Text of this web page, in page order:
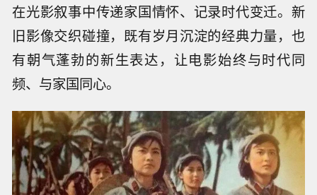
在光影叙事中传递家国情怀、记录时代变迁。新
旧影像交织碰撞，既有岁月沉淀的经典力量，也
有朝气蓬勃的新生表达，让电影始终与时代同
频、与家国同心。